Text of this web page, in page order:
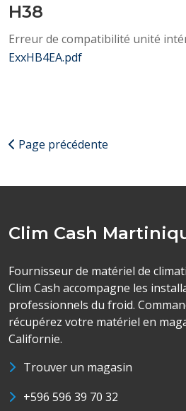
H38
Erreur de compatibilité unité
ExxHB4EA.pdf
Page précédente
Clim Cash
Fournisseur de matériel de
Clim Cash accompagne les
professionnels du froid.
récupérez votre matériel en
Californie.
Trouver un magasin
+596 596 39 70 32